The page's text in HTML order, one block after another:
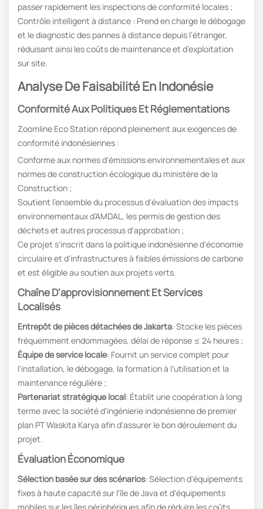
passer rapidement les inspections de conformité locales ;
Contrôle intelligent à distance : Prend en charge le débogage
et le diagnostic des pannes à distance depuis l’étranger,
réduisant ainsi les coûts de maintenance et d’exploitation
sur site.
Analyse De Faisabilité En Indonésie
Conformité Aux Politiques Et Réglementations
Zoomline Eco Station répond pleinement aux exigences de
conformité indonésiennes :
Conforme aux normes d'émissions environnementales et aux
normes de construction écologique du ministère de la
Construction ;
Soutient l'ensemble du processus d'évaluation des impacts
environnementaux d'AMDAL, les permis de gestion des
déchets et autres processus d'approbation ;
Ce projet s'inscrit dans la politique indonésienne d'économie
circulaire et d'infrastructures à faibles émissions de carbone
et est éligible au soutien aux projets verts.
Chaîne D'approvisionnement Et Services
Localisés
Entrepôt de pièces détachées de Jakarta: Stocke les pièces
fréquemment endommagées, délai de réponse ≤ 24 heures ;
Équipe de service locale: Fournit un service complet pour
l'installation, le débogage, la formation à l'utilisation et la
maintenance régulière ;
Partenariat stratégique local: Établit une coopération à long
terme avec la société d'ingénierie indonésienne de premier
plan PT Waskita Karya afin d'assurer le bon déroulement du
projet.
Évaluation Économique
Sélection basée sur des scénarios: Sélection d'équipements
fixes à haute capacité sur l'île de Java et d'équipements